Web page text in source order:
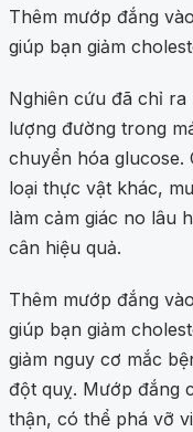
Thêm mướp đắng
giúp bạn giảm
Nghiên cứu đã chỉ ra
lượng đường trong
chuyển hóa glucose.
loại thực vật khác,
làm cảm giác no lâu
cân hiệu quả.
Thêm mướp đắng
giúp bạn giảm
giảm nguy cơ mắc
đột quỵ. Mướp đắng
thận, có thể phá vỡ